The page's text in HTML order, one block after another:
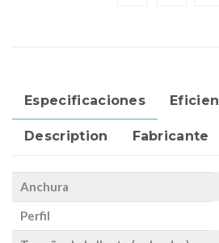
Especificaciones
Description Fabricante
Anchura
Perfil